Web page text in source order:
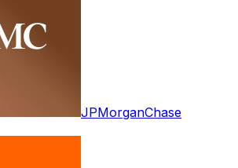
JPMorganChase